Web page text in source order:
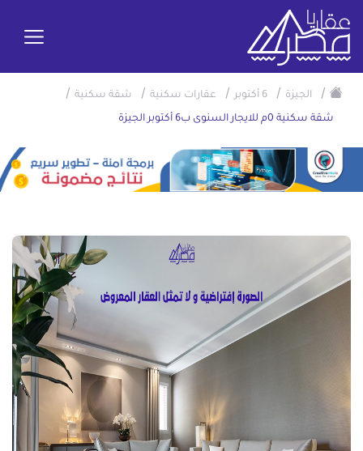
/ الجيزة / 6 أكتوبر / عقارات سكنية / شقة سكنية /
شقة سكنية 0م للايجار السنوى ب6 أكتوبر الجيزة